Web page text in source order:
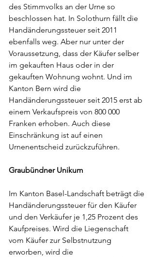
des Stimmvolks an der Urne so
beschlossen hat. In Solothurn fällt die
Handänderungssteuer seit 2011
ebenfalls weg. Aber nur unter der
Voraussetzung, dass der Käufer selber
im gekauften Haus oder in der
gekauften Wohnung wohnt. Und im
Kanton Bern wird die
Handänderungssteuer seit 2015 erst ab
einem Verkaufspreis von 800 000
Franken erhoben. Auch diese
Einschränkung ist auf einen
Urnenentscheid zurückzuführen.
Graubündner Unikum
Im Kanton Basel-Landschaft beträgt die
Handänderungssteuer für den Käufer
und den Verkäufer je 1,25 Prozent des
Kaufpreises. Wird die Liegenschaft
vom Käufer zur Selbstnutzung
erworben, wird die